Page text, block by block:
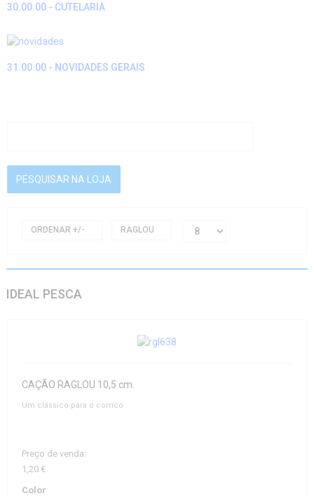
30.00.00 - CUTELARIA
31.00.00 - NOVIDADES GERAIS
ORDENAR +/- RAGLOU
IDEAL PESCA
CAÇÃO RAGLOU 10,5 cm.
Um clássico para o corrico
Preço de venda:
1,20 €
Color